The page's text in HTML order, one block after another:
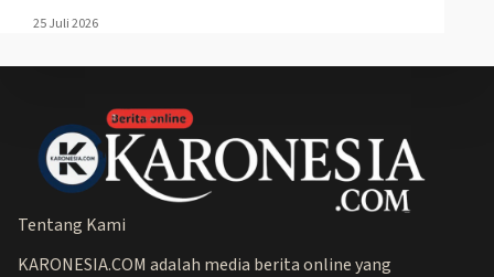
25 Juli 2026
Tentang Kami
KARONESIA.COM adalah media berita online yang